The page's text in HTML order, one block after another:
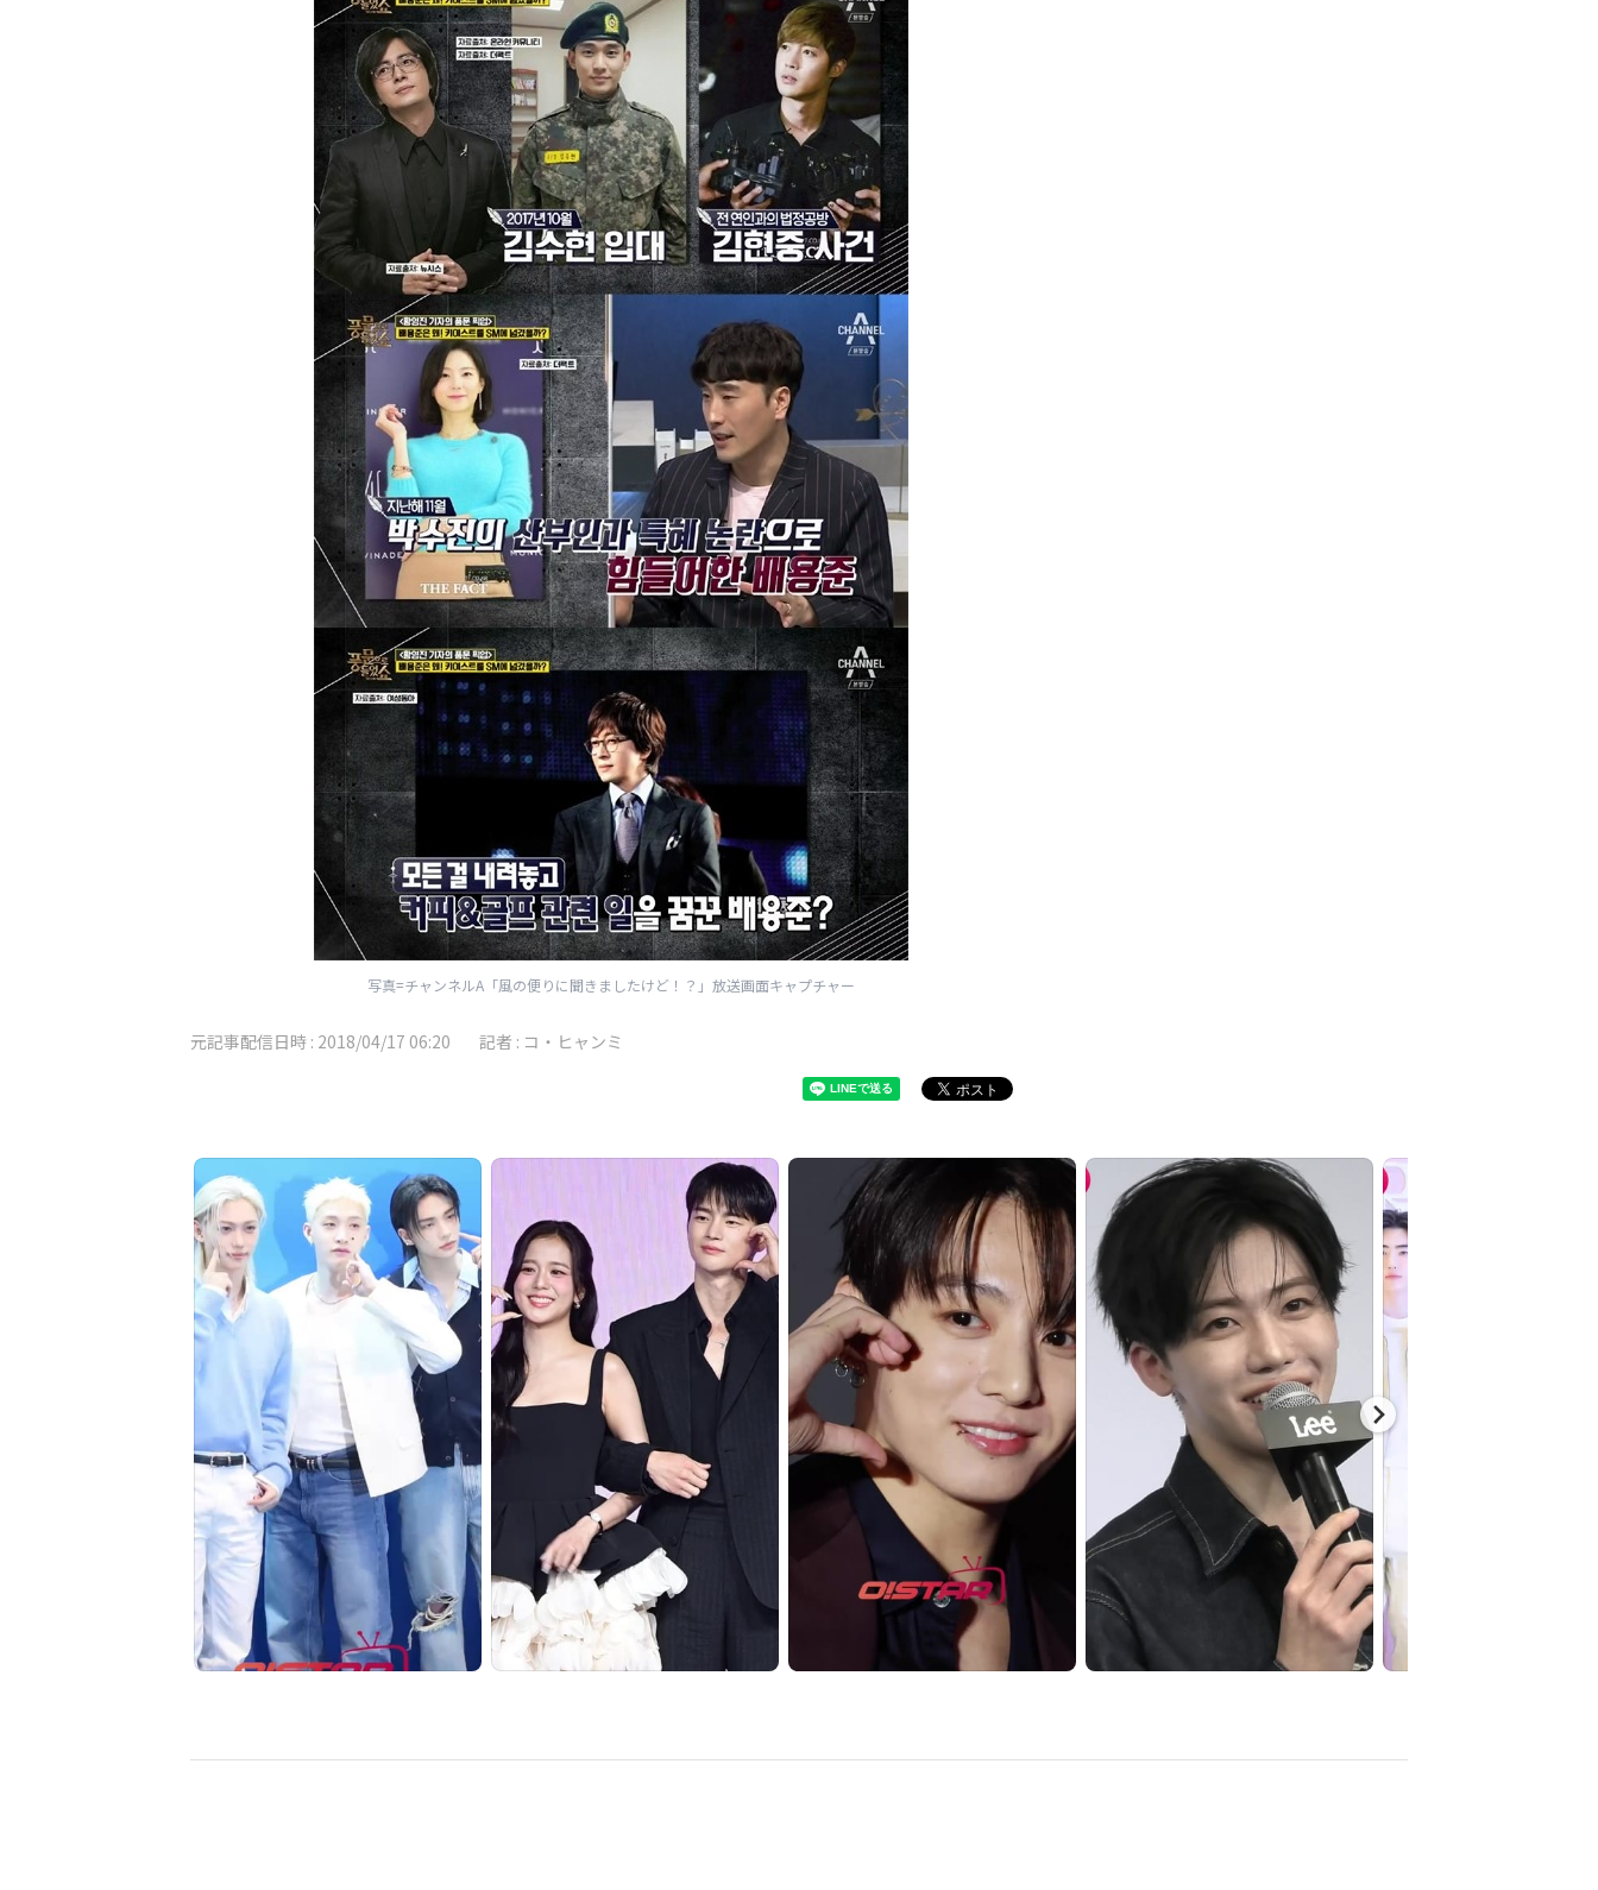
写真=チャンネルA「風の便りに聞きましたけど！？」放送画面キャプチャー
元記事配信日時 : 2018/04/17 06:20 記者 : コ・ヒャンミ